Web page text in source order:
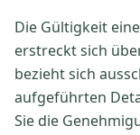
Die Gültigkeit
erstreckt sich
bezieht sich
aufgeführten
Sie die